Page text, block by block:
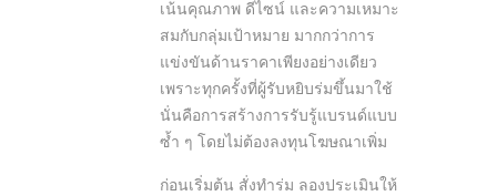
เน้นคุณภาพ ดีไซน์ และความเหมาะ
สมกับกลุ่มเป้าหมาย มากกว่าการ
แข่งขันด้านราคาเพียงอย่างเดียว
เพราะทุกครั้งที่ผู้รับหยิบร่มขึ้นมาใช้
นั่นคือการสร้างการรับรู้แบรนด์แบบ
ซ้ำ ๆ โดยไม่ต้องลงทุนโฆษณาเพิ่ม
ก่อนเริ่มต้น สั่งทำร่ม ลองประเมินให้